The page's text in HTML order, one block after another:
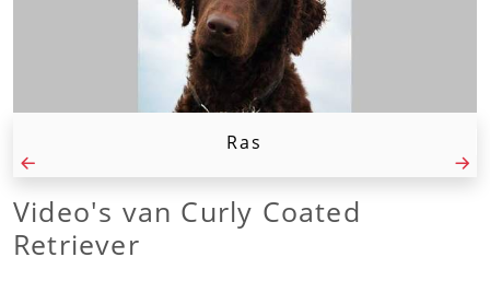
Ras
Video's van Curly Coated
Retriever